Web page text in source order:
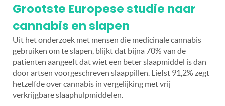
Grootste Europese studie naar
cannabis en slapen
Uit het onderzoek met mensen die medicinale cannabis
gebruiken om te slapen, blijkt dat bijna 70% van de
patiënten aangeeft dat wiet een beter slaapmiddel is dan
door artsen voorgeschreven slaappillen. Liefst 91,2% zegt
hetzelfde over cannabis in vergelijking met vrij
verkrijgbare slaaphulpmiddelen.